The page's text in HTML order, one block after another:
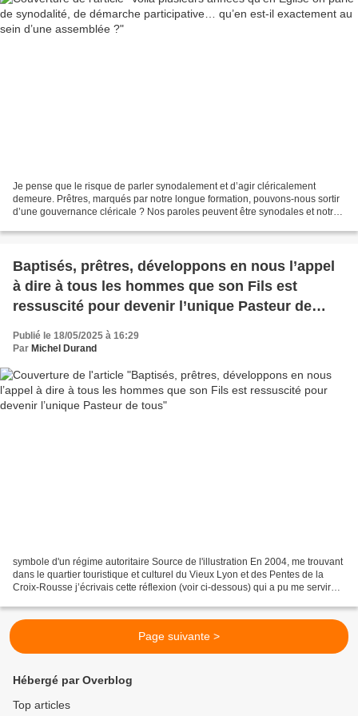
Je pense que le risque de parler synodalement et d’agir cléricalement
demeure. Prêtres, marqués par notre longue formation, pouvons-nous sortir
d’une gouvernance cléricale ? Nos paroles peuvent être synodales et notre
Baptisés, prêtres, développons en nous l’appel
à dire à tous les hommes que son Fils est
ressuscité pour devenir l’unique Pasteur de
Publié le 18/05/2025 à 16:29
Par Michel Durand
symbole d'un régime autoritaire Source de l'illustration En 2004, me trouvant
dans le quartier touristique et culturel du Vieux Lyon et des Pentes de la
Croix-Rousse j’écrivais cette réflexion (voir ci-dessous) qui a pu me servir
Page suivante >
Hébergé par Overblog
Top articles